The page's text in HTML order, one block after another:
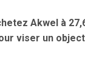
Akwel à
viser un